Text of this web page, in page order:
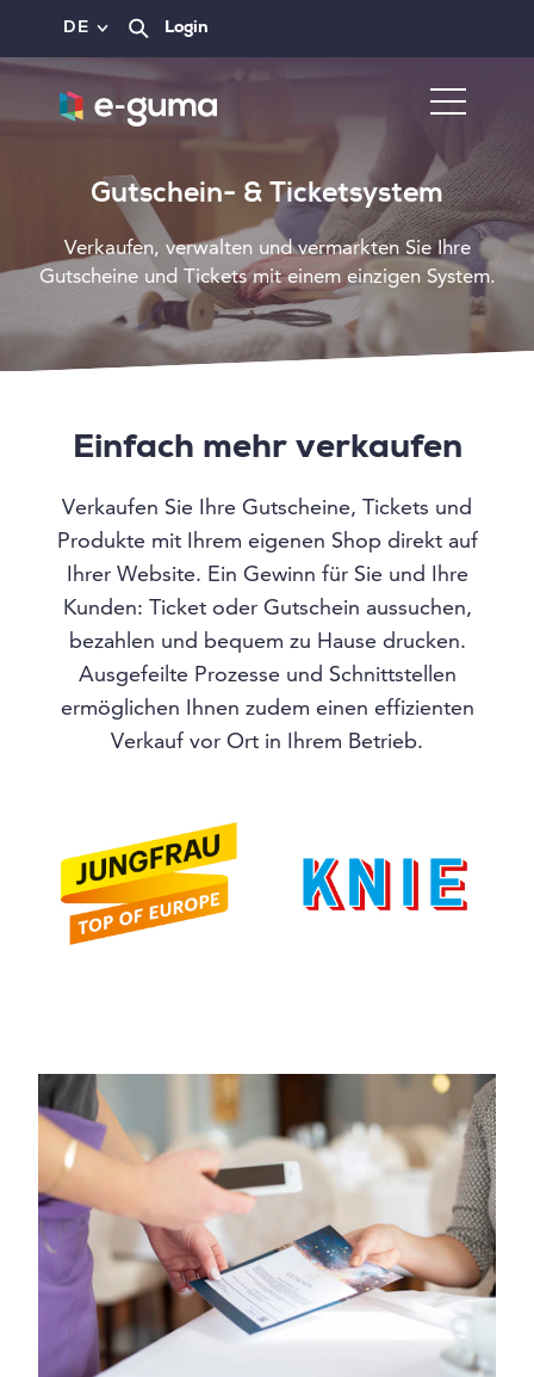
DE Login
Gutschein- & Ticketsystem
Verkaufen, verwalten und vermarkten Sie Ihre
Gutscheine und Tickets mit einem einzigen System.
Einfach mehr verkaufen
Verkaufen Sie Ihre Gutscheine, Tickets und
Produkte mit Ihrem eigenen Shop direkt auf
Ihrer Website. Ein Gewinn für Sie und Ihre
Kunden: Ticket oder Gutschein aussuchen,
bezahlen und bequem zu Hause drucken.
Ausgefeilte Prozesse und Schnittstellen
ermöglichen Ihnen zudem einen effizienten
Verkauf vor Ort in Ihrem Betrieb.